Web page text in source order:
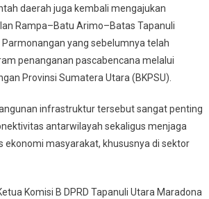
daerah juga kembali mengajukan
Rampa–Batu Arimo–Batas Tapanuli
yang sebelumnya telah
penanganan pascabencana melalui
Provinsi Sumatera Utara (BKPSU).
infrastruktur tersebut sangat penting
antarwilayah sekaligus menjaga
ekonomi masyarakat, khususnya di sektor
Komisi B DPRD Tapanuli Utara Maradona